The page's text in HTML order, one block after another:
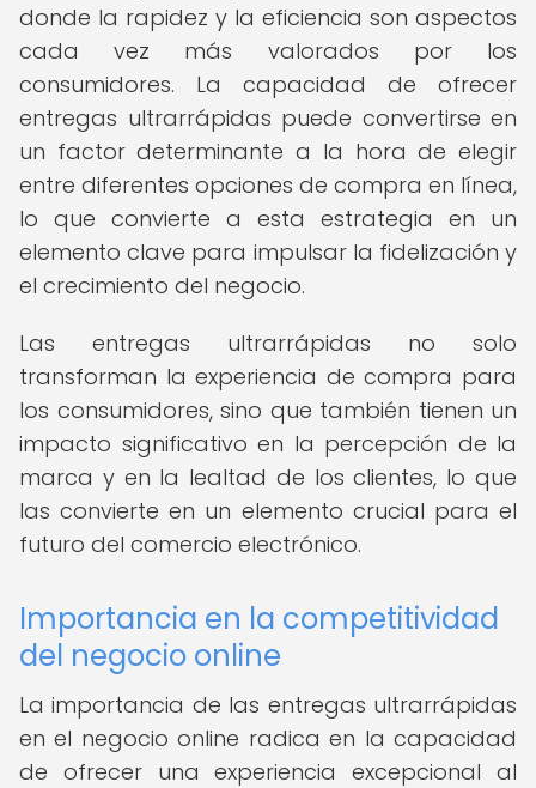
donde la rapidez y la eficiencia son aspectos
cada vez más valorados por los
consumidores. La capacidad de ofrecer
entregas ultrarrápidas puede convertirse en
un factor determinante a la hora de elegir
entre diferentes opciones de compra en línea,
lo que convierte a esta estrategia en un
elemento clave para impulsar la fidelización y
el crecimiento del negocio.
Las entregas ultrarrápidas no solo
transforman la experiencia de compra para
los consumidores, sino que también tienen un
impacto significativo en la percepción de la
marca y en la lealtad de los clientes, lo que
las convierte en un elemento crucial para el
futuro del comercio electrónico.
Importancia en la competitividad
del negocio online
La importancia de las entregas ultrarrápidas
en el negocio online radica en la capacidad
de ofrecer una experiencia excepcional al